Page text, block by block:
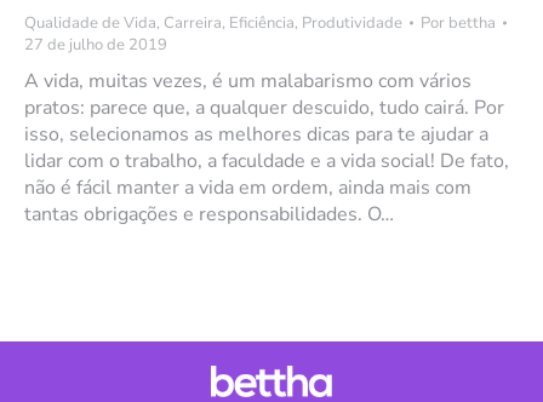
Qualidade de Vida, Carreira, Eficiência, Produtividade Por bettha
27 de julho de 2019
A vida, muitas vezes, é um malabarismo com vários
pratos: parece que, a qualquer descuido, tudo cairá. Por
isso, selecionamos as melhores dicas para te ajudar a
lidar com o trabalho, a faculdade e a vida social! De fato,
não é fácil manter a vida em ordem, ainda mais com
tantas obrigações e responsabilidades. O…